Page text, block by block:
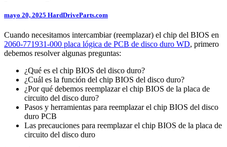
mayo 20, 2025 HardDriveParts.com
Cuando necesitamos intercambiar (reemplazar) el chip del BIOS en
2060-771931-000 placa lógica de PCB de disco duro WD, primero
debemos resolver algunas preguntas:
¿Qué es el chip BIOS del disco duro?
¿Cuál es la función del chip BIOS del disco duro?
¿Por qué debemos reemplazar el chip BIOS de la placa de
circuito del disco duro?
Pasos y herramientas para reemplazar el chip BIOS del disco
duro PCB
Las precauciones para reemplazar el chip BIOS de la placa de
circuito del disco duro